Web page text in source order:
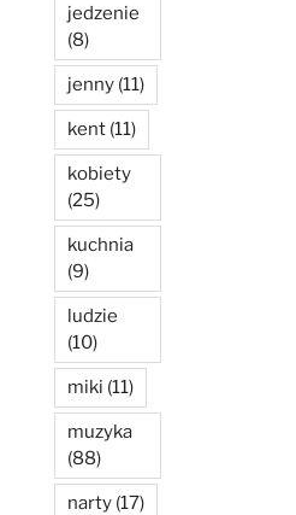
jedzenie
(8)
jenny (11)
kent (11)
kobiety
(25)
kuchnia
(9)
ludzie
(10)
miki (11)
muzyka
(88)
narty (17)